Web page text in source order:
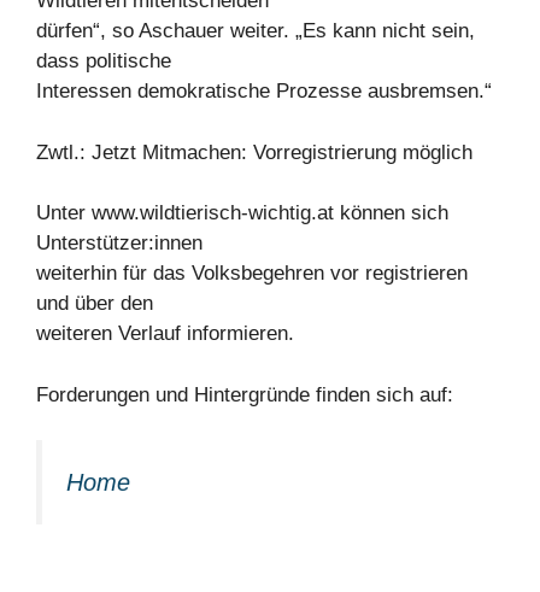
dürfen“, so Aschauer weiter. „Es kann nicht sein,
dass politische
Interessen demokratische Prozesse ausbremsen.“
Zwtl.: Jetzt Mitmachen: Vorregistrierung möglich
Unter www.wildtierisch-wichtig.at können sich
Unterstützer:innen
weiterhin für das Volksbegehren vor registrieren
und über den
weiteren Verlauf informieren.
Forderungen und Hintergründe finden sich auf:
Home